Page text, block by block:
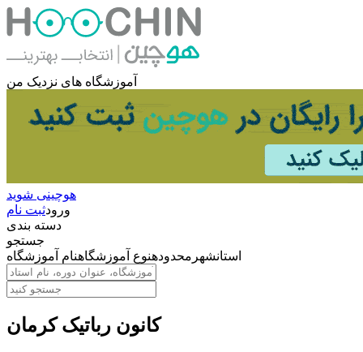
آموزشگاه های نزدیک من
هوچینی شوید
ورودثبت نام
دسته بندی
جستجو
استانشهر محدودهنوع آموزشگاهنام آموزشگاه
کانون رباتیک کرمان